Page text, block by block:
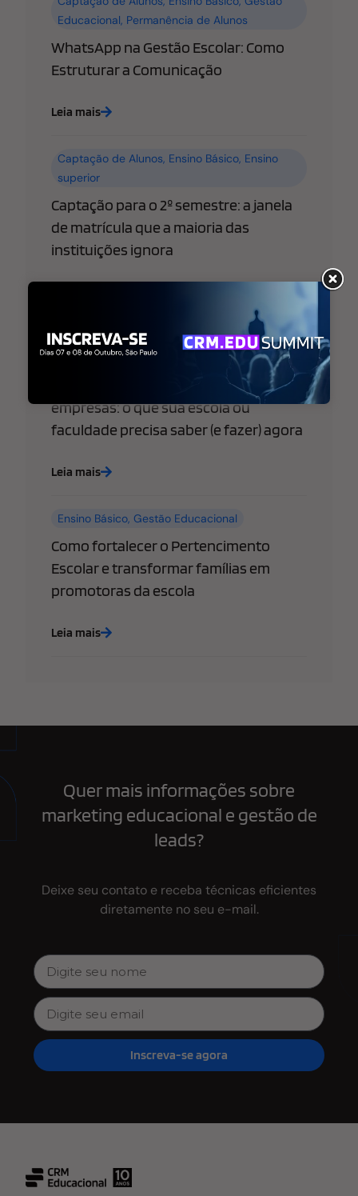
Educacional, Permanência de Alunos
WhatsApp na Gestão Escolar: Como
Estruturar a Comunicação
Leia mais
Captação de Alunos, Ensino Básico, Ensino
superior
Captação para o 2º semestre: a janela
de matrícula que a maioria das
instituições ignora
Ensino Básico,Ensino superior,Estratégia de
Marketing Educacional
WhatsApp libera “@username” para
empresas: o que sua escola ou
faculdade precisa saber (e fazer) agora
Leia mais
Ensino Básico,Gestão Educacional
Como fortalecer o Pertencimento
Escolar e transformar famílias em
promotoras da escola
Leia mais
Quer mais informações sobre
marketing educacional e gestão de
leads?
Deixe seu contato e receba técnicas eficientes
diretamente no seu e-mail.
Inscreva-se agora